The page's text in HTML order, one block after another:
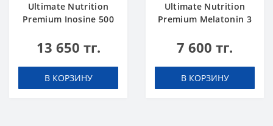
Ultimate Nutrition
Premium Inosine 500
13 650 тг.
В КОРЗИНУ
Ultimate Nutrition
Premium Melatonin 3
7 600 тг.
В КОРЗИНУ